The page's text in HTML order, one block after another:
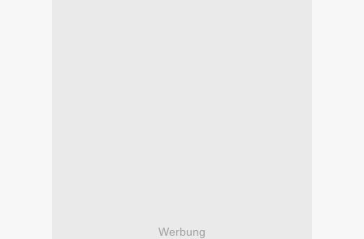
Werbung